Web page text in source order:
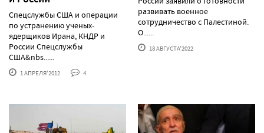
Спецслужбы США и операции
по устранению ученых-
ядерщиков Ирана, КНДР и
России Спецслужбы
США&nbs......
1 АПРЕЛЯ'2012 4
развивать военное
сотрудничество с Палестиной.
О......
18 АВГУСТА'2022